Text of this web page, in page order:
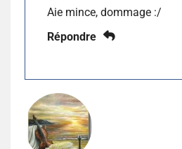
Aie mince, dommage :/
Répondre